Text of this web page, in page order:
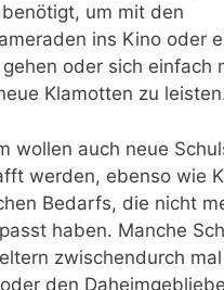
um mit den
ins Kino oder
oder sich einfach
Klamotten zu
wollen auch neue
werden, ebenso wie
Bedarfs, die nicht
haben. Manche
zwischendurch
den